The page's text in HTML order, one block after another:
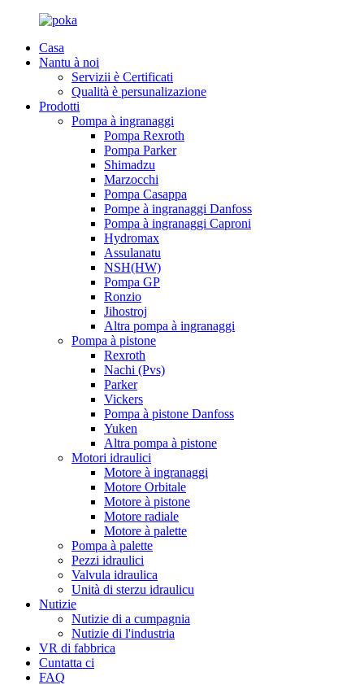
Casa
Nantu à noi
Servizii è Certificati
Qualità è persunalizazione
Prodotti
Pompa à ingranaggi
Pompa Rexroth
Pompa Parker
Shimadzu
Marzocchi
Pompa Casappa
Pompe à ingranaggi Danfoss
Pompa à ingranaggi Caproni
Hydromax
Assulanatu
NSH(HW)
Pompa GP
Ronzio
Jihostroj
Altra pompa à ingranaggi
Pompa à pistone
Rexroth
Nachi (Pvs)
Parker
Vickers
Pompa à pistone Danfoss
Yuken
Altra pompa à pistone
Motori idraulici
Motore à ingranaggi
Motore Orbitale
Motore à pistone
Motore radiale
Motore à palette
Pompa à palette
Pezzi idraulici
Valvula idraulica
Unità di sterzu idraulicu
Nutizie
Nutizie di a cumpagnia
Nutizie di l'industria
VR di fabbrica
Cuntatta ci
FAQ